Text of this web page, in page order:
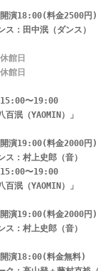
演18:00(料金2500円)
ス：田中泯（ダンス）
館日
館日
〜19:00
泯（YAOMIN）」
演19:00(料金2000円)
ス：村上史郎（音）
〜19:00
泯（YAOMIN）」
演19:00(料金2000円)
ス：村上史郎（音）
演18:00(料金無料)